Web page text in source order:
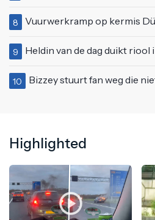
8 Vuurwerkramp op kermis Düsseldorf:
9 Heldin van de dag duikt riool in om een
10 Bizzey stuurt fan weg die niet lekker
Highlighted